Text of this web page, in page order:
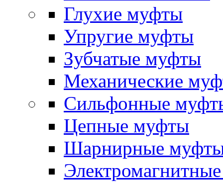
Глухие муфты
Упругие муфты
Зубчатые муфты
Механические
Сильфонные
Цепные муфты
Шарнирные